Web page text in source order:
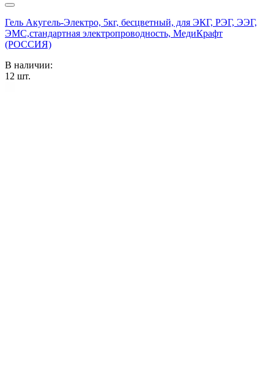
Гель Акугель-Электро, 5кг, бесцветный, для ЭКГ, РЭГ, ЭЭГ,
ЭМС,стандартная электропроводность, МедиКрафт
(РОССИЯ)
В наличии:
12 шт.